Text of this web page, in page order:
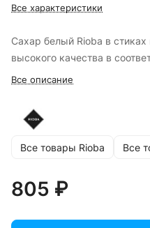
Все характеристики
Сахар белый Rioba в
высокого качества в
Все описание
Все товары Rioba Все
805 ₽